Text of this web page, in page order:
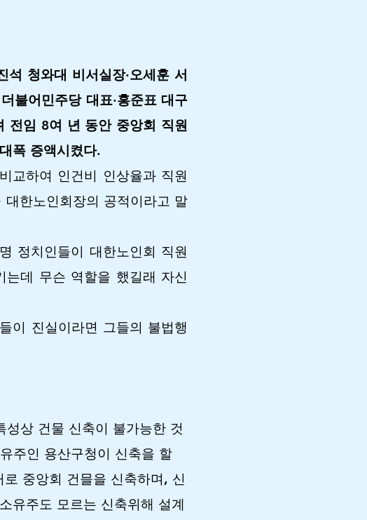
청와대 비서실장·오세훈 서
불어민주당 대표·홍준표 대구
전임 8여 년 동안 중앙회 직원
폭 증액시켰다.
교하여 인건비 인상율과 직원
한노인회장의 공적이라고 말
정치인들이 대한노인회 직원
데 무슨 역할을 했길래 자신
이 진실이라면 그들의 불법행
상 건물 신축이 불가능한 것
주인 용산구청이 신축을 할
중앙회 건믈을 신축하며, 신
유주도 모르는 신축위해 설계